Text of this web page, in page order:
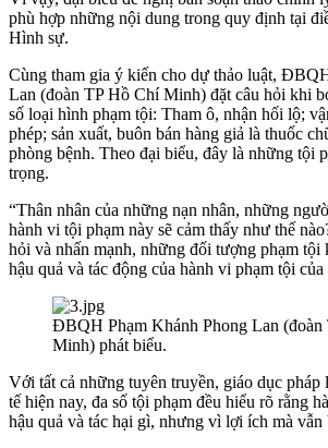
phù hợp những nội dung trong quy định tại
Hình sự.
Cùng tham gia ý kiến cho dự thảo luật,
Lan (đoàn TP Hồ Chí Minh) đặt câu hỏi khi
số loại hình phạm tội: Tham ô, nhận hối lộ;
phép; sản xuất, buôn bán hàng giả là thuốc
phòng bệnh. Theo đại biểu, đây là những tội
trọng.
“Thân nhân của những nạn nhân, những
hành vi tội phạm này sẽ cảm thấy như thế
hỏi và nhấn mạnh, những đối tượng phạm tội
hậu quả và tác động của hành vi phạm tội của
ĐBQH Phạm Khánh Phong Lan (đoàn
Minh) phát biểu.
Với tất cả những tuyên truyền, giáo dục pháp
tế hiện nay, đa số tội phạm đều hiểu rõ rằng
hậu quả và tác hại gì, nhưng vì lợi ích mà vẫn